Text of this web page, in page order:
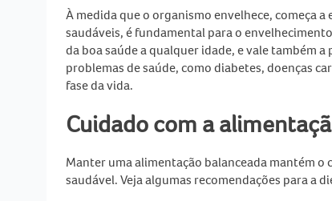
À medida que o organismo envelhece, começa
saudáveis, é fundamental para o
da boa saúde a qualquer idade, e vale também
problemas de saúde, como diabetes, doenças
fase da vida.
Cuidado com a
Manter uma alimentação balanceada mantém
saudável. Veja algumas recomendações para a